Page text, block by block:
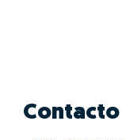
Contacto